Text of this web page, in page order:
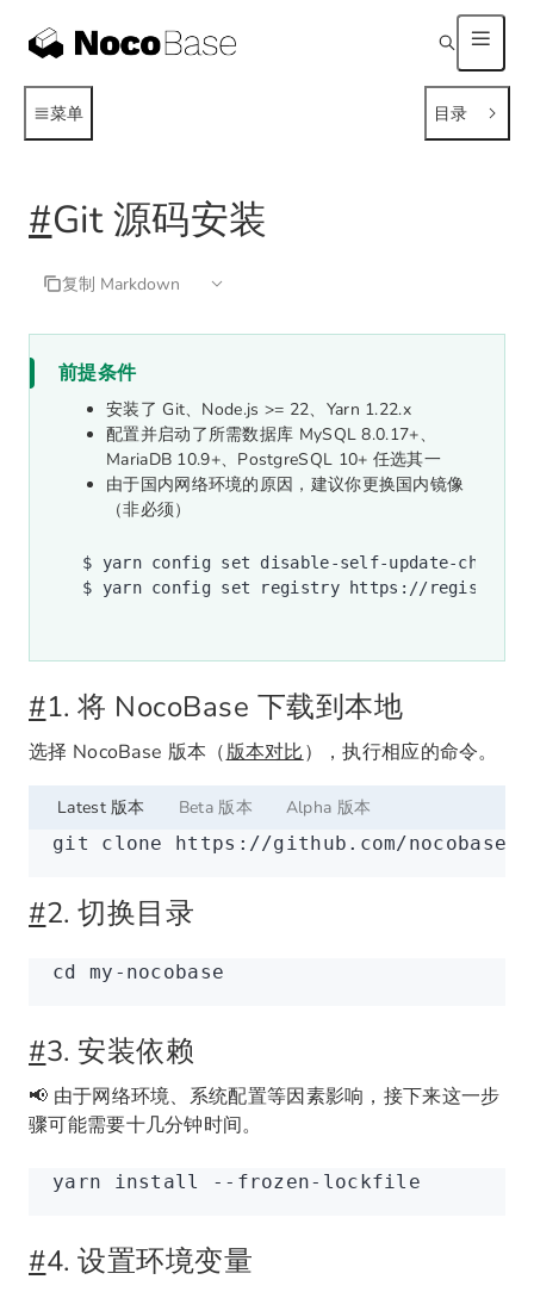
菜单 目录
#Git 源码安装
复制 Markdown
前提条件
安装了 Git、Node.js >= 22、Yarn 1.22.x
配置并启动了所需数据库 MySQL 8.0.17+、
MariaDB 10.9+、PostgreSQL 10+ 任选其一
由于国内网络环境的原因，建议你更换国内镜像
（非必须）
$ yarn config set disable-self-update-check
$ yarn config set registry https://
#1. 将 NocoBase 下载到本地
选择 NocoBase 版本（版本对比），执行相应的命令。
Latest 版本 Beta 版本
Alpha 版本
git
clone https://github.com/nocobase/
#2. 切换目录
cd my-nocobase
#3. 安装依赖
📢 由于网络环境、系统配置等因素影响，接下来这一步
骤可能需要十几分钟时间。
yarn install --frozen-lockfile
#4. 设置环境变量